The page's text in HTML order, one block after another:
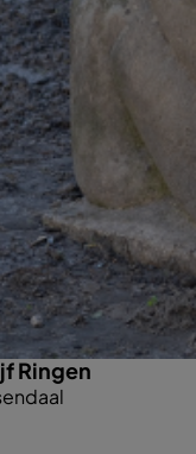
Ringen